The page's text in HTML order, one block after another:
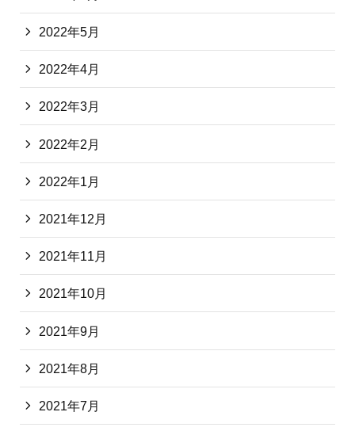
2022年5月
2022年4月
2022年3月
2022年2月
2022年1月
2021年12月
2021年11月
2021年10月
2021年9月
2021年8月
2021年7月